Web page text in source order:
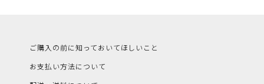
ご購入の前に知っておいてほしいこと
お支払い方法について